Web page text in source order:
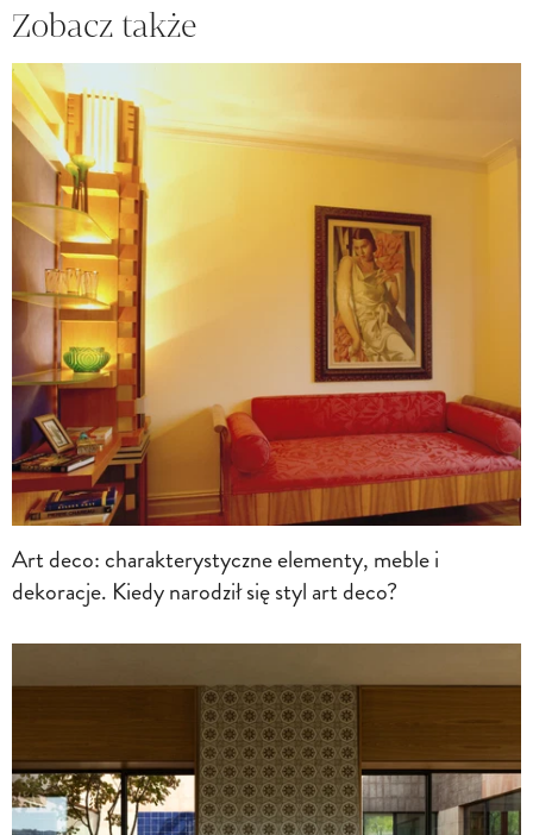
Zobacz także
Art deco: charakterystyczne elementy, meble i
dekoracje. Kiedy narodził się styl art deco?